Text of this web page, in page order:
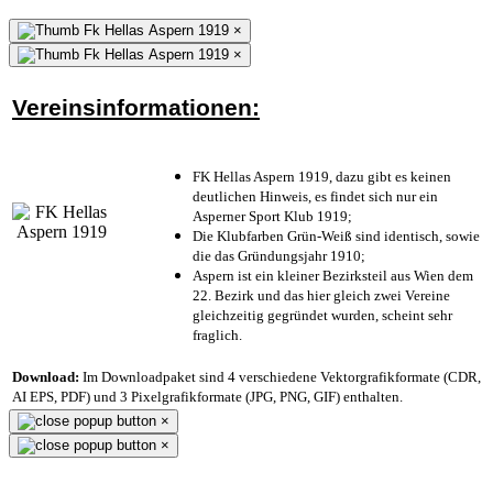
×
×
Vereinsinformationen:
FK Hellas Aspern 1919, dazu gibt es keinen
deutlichen Hinweis, es findet sich nur ein
Asperner Sport Klub 1919;
Die Klubfarben Grün-Weiß sind identisch, sowie
die das Gründungsjahr 1910;
Aspern ist ein kleiner Bezirksteil aus Wien dem
22. Bezirk und das hier gleich zwei Vereine
gleichzeitig gegründet wurden, scheint sehr
fraglich.
Download: Im Downloadpaket sind 4 verschiedene Vektorgrafikformate (CDR,
AI EPS, PDF) und 3 Pixelgrafikformate (JPG, PNG, GIF) enthalten.
×
×